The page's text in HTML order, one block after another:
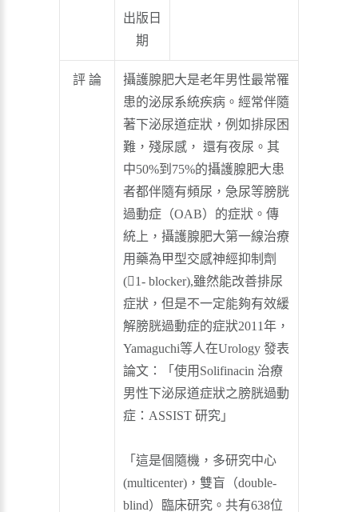
出版日
期
評 論
攝護腺肥大是老年男性最常罹
患的泌尿系統疾病。經常伴隨
著下泌尿道症狀，例如排尿困
難，殘尿感， 還有夜尿。其
中50%到75%的攝護腺肥大患
者都伴隨有頻尿，急尿等膀胱
過動症（OAB）的症狀。傳
統上，攝護腺肥大第一線治療
用藥為甲型交感神經抑制劑
(1- blocker),雖然能改善排尿
症狀，但是不一定能夠有效緩
解膀胱過動症的症狀2011年，
Yamaguchi等人在Urology 發表
論文：「使用Solifinacin 治療
男性下泌尿道症狀之膀胱過動
症：ASSIST 研究」
「這是個隨機，多研究中心
(multicenter)，雙盲（double-
blind）臨床研究。共有638位